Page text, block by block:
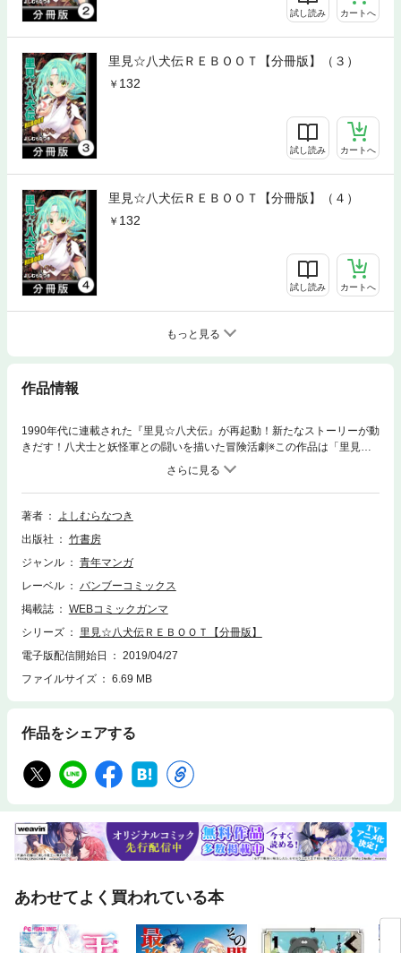
試し読み カートへ
里見☆八犬伝ＲＥＢＯＯＴ【分冊版】（３）
132
試し読み カートへ
里見☆八犬伝ＲＥＢＯＯＴ【分冊版】（４）
132
試し読み カートへ
もっと見る
作品情報
1990年代に連載された『里見☆八犬伝』が再起動！新たなストーリーが動
きだす！八犬士と妖怪軍との闘いを描いた冒険活劇※この作品は「里見☆
八犬伝ＲＥＢＯＯＴ 2」にて掲載されたものです。
著者
よしむらなつき
出版社
竹書房
ジャンル
青年マンガ
レーベル
バンブーコミックス
掲載誌
WEBコミックガンマ
シリーズ
里見☆八犬伝ＲＥＢＯＯＴ【分冊版】
電子版配信開始日
2019/04/27
ファイルサイズ
6.69 MB
作品をシェアする
あわせてよく買われている本